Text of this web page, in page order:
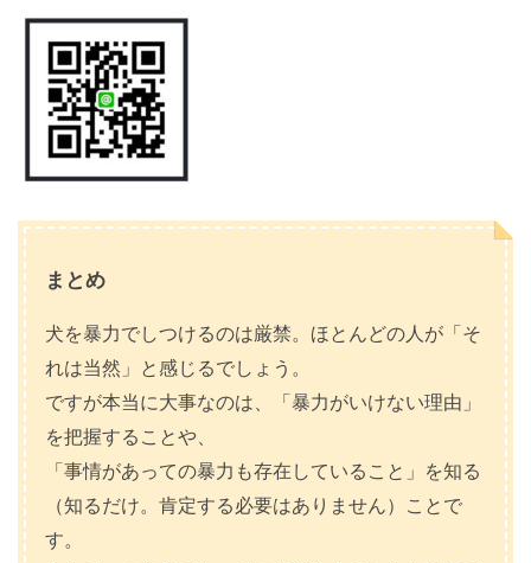
まとめ
犬を暴力でしつけるのは厳禁。ほとんどの人が「そ
れは当然」と感じるでしょう。
ですが本当に大事なのは、「暴力がいけない理由」
を把握することや、
「事情があっての暴力も存在していること」を知る
（知るだけ。肯定する必要はありません）ことで
す。